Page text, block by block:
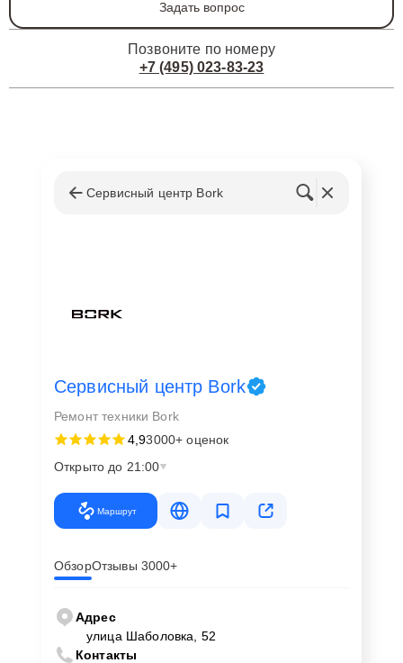
Задать вопрос
Позвоните по номеру
+7 (495) 023-83-23
Сервисный центр Bork
Сервисный центр Bork
Ремонт техники Bork
4,93000+ оценок
Открыто до 21:00
Маршрут
ОбзорОтзывы 3000+
Адрес
улица Шаболовка, 52
Контакты